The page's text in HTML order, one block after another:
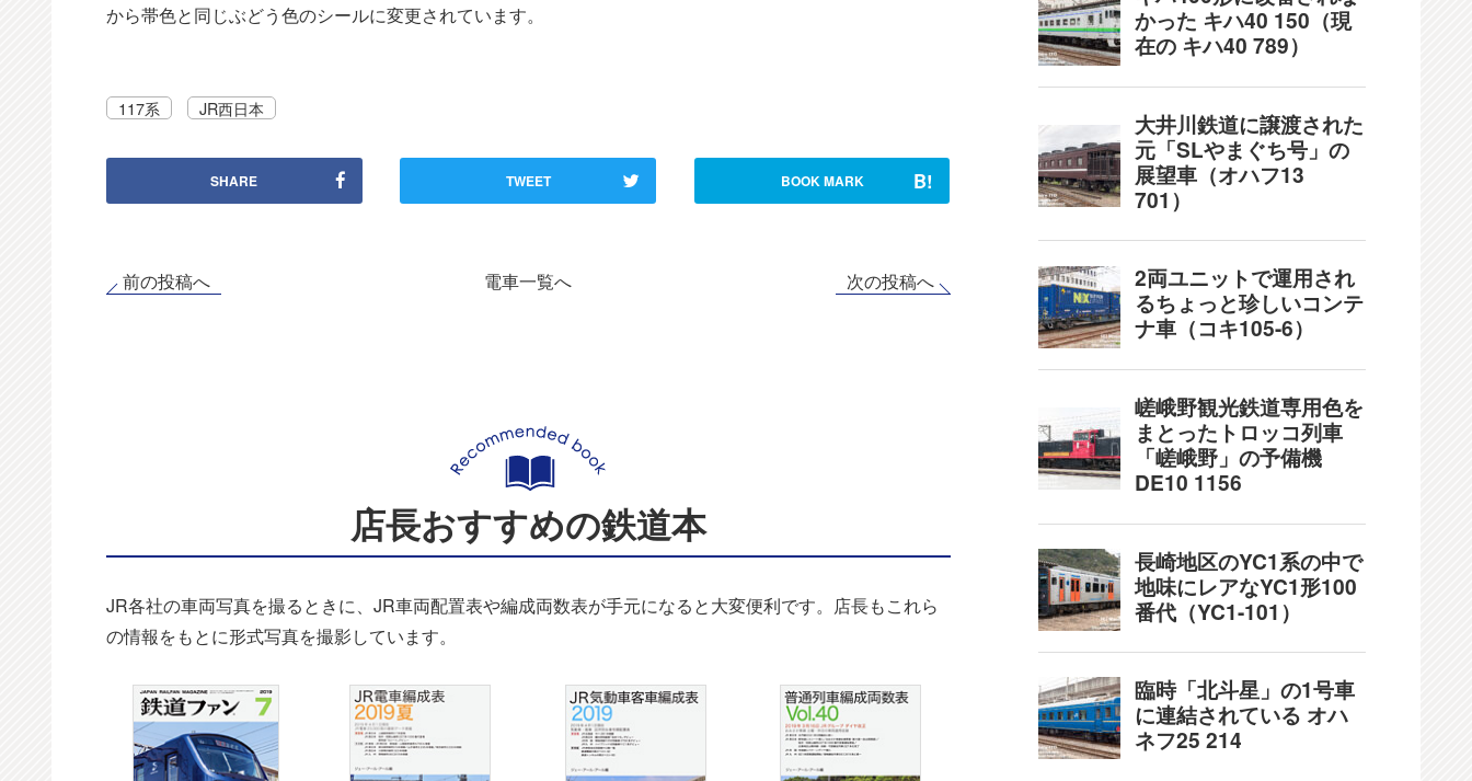
から帯色と同じぶどう色のシールに変更されています。
117系 JR西日本
SHARE TWEET BOOK MARK B!
前の投稿へ 電車一覧へ 次の投稿へ
店長おすすめの鉄道本
JR各社の車両写真を撮るときに、JR車両配置表や編成両数表が手元になると大変便利です。店長もこれら
の情報をもとに形式写真を撮影しています。